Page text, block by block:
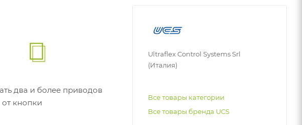
два и более приводов
кнопки
Ultraflex Control Systems Srl
(Италия)
Все товары категории
Все товары бренда UCS